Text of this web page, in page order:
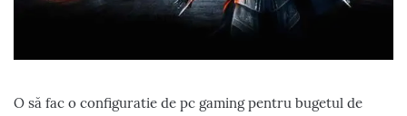
O să fac o configuratie de pc gaming pentru bugetul de